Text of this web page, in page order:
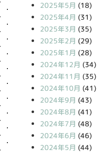
2025年5月 (18)
2025年4月 (31)
2025年3月 (35)
2025年2月 (29)
2025年1月 (28)
2024年12月 (34)
2024年11月 (35)
2024年10月 (41)
2024年9月 (43)
2024年8月 (41)
2024年7月 (48)
2024年6月 (46)
2024年5月 (44)